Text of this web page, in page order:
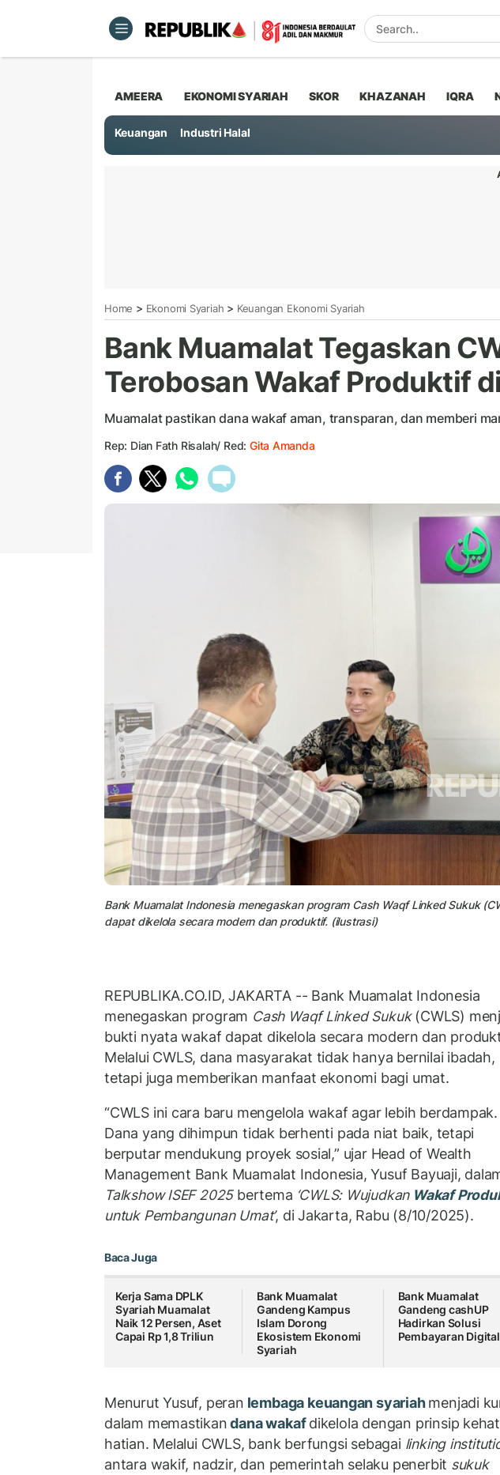
AMEERA EKONOMI SYARIAH SKOR KHAZANAH IQRA
Keuangan Industri Halal
Home > Ekonomi Syariah > Keuangan Ekonomi Syariah
Bank Muamalat Tegaskan
Terobosan Wakaf Produktif
Muamalat pastikan dana wakaf aman, transparan, dan memberi
Rep: Dian Fath Risalah/ Red: Gita Amanda
Bank Muamalat Indonesia menegaskan program Cash Waqf Linked Sukuk
dapat dikelola secara modern dan produktif. (ilustrasi)
REPUBLIKA.CO.ID, JAKARTA -- Bank Muamalat Indonesia
menegaskan program Cash Waqf Linked Sukuk(CWLS)
bukti nyata wakaf dapat dikelola secara modern dan
Melalui CWLS, dana masyarakat tidak hanya bernilai ibadah,
tetapi juga memberikan manfaat ekonomi bagi umat.
“CWLS ini cara baru mengelola wakaf agar lebih berdampak.
Dana yang dihimpun tidak berhenti pada niat baik, tetapi
berputar mendukung proyek sosial,” ujar Head of Wealth
Management Bank Muamalat Indonesia, Yusuf Bayuaji,
Talkshow ISEF 2025bertema ‘CWLS: WujudkanWakaf
untuk Pembangunan Umat’, di Jakarta, Rabu (8/10/2025).
Baca Juga
Kerja Sama DPLK
Syariah Muamalat
Naik 12 Persen, Aset
Capai Rp 1,8 Triliun
Bank Muamalat
Gandeng Kampus
Islam Dorong
Ekosistem Ekonomi
Syariah
Bank Muamalat
Gandeng cashUP
Hadirkan Solusi
Pembayaran Digital
Menurut Yusuf, peran lembaga keuangan syariahmenjadi
dalam memastikandana wakafdikelola dengan prinsip
hatian. Melalui CWLS, bank berfungsi sebagai linking
antara wakif, nadzir, dan pemerintah selaku penerbit sukuk